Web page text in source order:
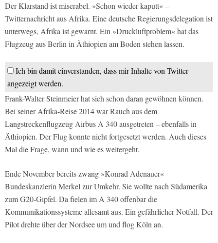
Der Klarstand ist miserabel. »Schon wieder kaputt« –
Twitternachricht aus Afrika. Eine deutsche Regierungsdelegation ist
unterwegs, Afrika ist gewarnt. Ein »Druckluftproblem« hat das
Flugzeug aus Berlin in Äthiopien am Boden stehen lassen.
Ich bin damit einverstanden, dass mir Inhalte von Twitter
angezeigt werden.
Frank-Walter Steinmeier hat sich schon daran gewöhnen können.
Bei seiner Afrika-Reise 2014 war Rauch aus dem
Langstreckenflugzeug Airbus A 340 ausgetreten – ebenfalls in
Äthiopien. Der Flug konnte nicht fortgesetzt werden. Auch dieses
Mal die Frage, wann und wie es weitergeht.
Ende November bereits zwang »Konrad Adenauer«
Bundeskanzlerin Merkel zur Umkehr. Sie wollte nach Südamerika
zum G20-Gipfel. Da fielen im A 340 offenbar die
Kommunikationssysteme allesamt aus. Ein gefährlicher Notfall. Der
Pilot drehte über der Nordsee um und flog Köln an.